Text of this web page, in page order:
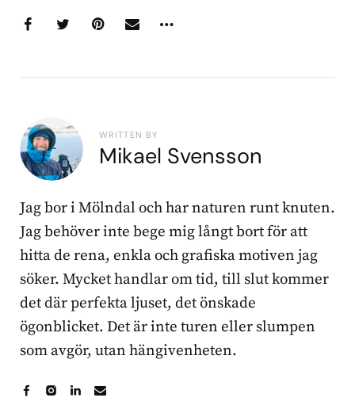
WRITTEN BY
Mikael Svensson
Jag bor i Mölndal och har naturen runt knuten.
Jag behöver inte bege mig långt bort för att
hitta de rena, enkla och grafiska motiven jag
söker. Mycket handlar om tid, till slut kommer
det där perfekta ljuset, det önskade
ögonblicket. Det är inte turen eller slumpen
som avgör, utan hängivenheten.